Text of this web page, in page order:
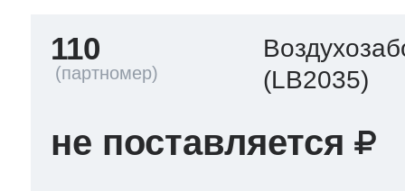
110
(LB2035)
не поставляется